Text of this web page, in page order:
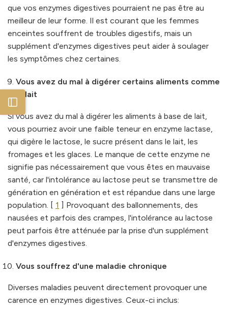
que vos enzymes digestives pourraient ne pas être au
meilleur de leur forme. Il est courant que les femmes
enceintes souffrent de troubles digestifs, mais un
supplément d'enzymes digestives peut aider à soulager
les symptômes chez certaines.
Vous avez du mal à digérer certains aliments comme
le lait
Si vous avez du mal à digérer les aliments à base de lait,
vous pourriez avoir une faible teneur en enzyme lactase,
qui digère le lactose, le sucre présent dans le lait, les
fromages et les glaces. Le manque de cette enzyme ne
signifie pas nécessairement que vous êtes en mauvaise
santé, car l'intolérance au lactose peut se transmettre de
génération en génération et est répandue dans une large
population. [ 1 ] Provoquant des ballonnements, des
nausées et parfois des crampes, l'intolérance au lactose
peut parfois être atténuée par la prise d'un supplément
d'enzymes digestives.
Vous souffrez d'une maladie chronique
Diverses maladies peuvent directement provoquer une
carence en enzymes digestives. Ceux-ci inclus: